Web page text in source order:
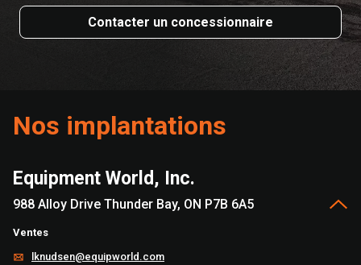
Contacter un concessionnaire
Nos implantations
Equipment World, Inc.
988 Alloy Drive Thunder Bay, ON P7B 6A5
Ventes
lknudsen@equipworld.com